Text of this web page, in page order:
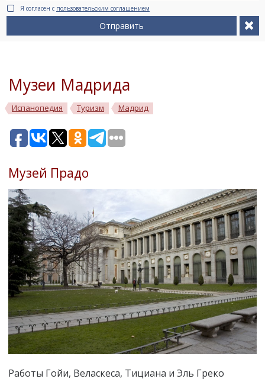
Бизнес
Документы
Я согласен с пользовательским соглашением
Отправить
Музеи Мадрида
Испанопедия Туризм Мадрид
Музей Прадо
Работы Гойи, Веласкеса, Тициана и Эль Греко